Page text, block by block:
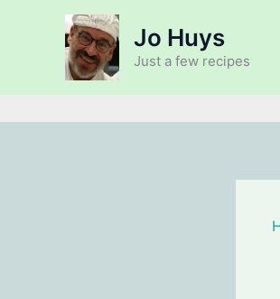
Jo Huys
Just a few recipes